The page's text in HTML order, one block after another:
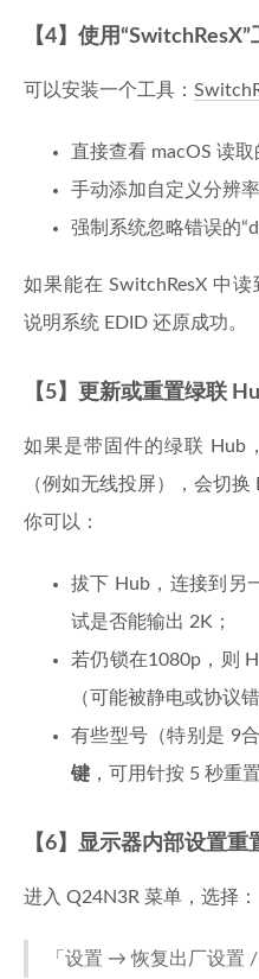
【4】使用
可以安装一个工具：
直接查看 macOS 读取
手动添加自定义分辨
强制系统忽略错误的
如果能在 SwitchResX 中读
说明系统 EDID 还原成功。
【5】更新或重置绿联
如果是带固件的绿联 Hub
（例如无线投屏），会切
你可以：
拔下 Hub，连接到另
试是否能输出 2K；
若仍锁在1080p，则
（可能被静电或协议
有些型号（特别是 9
键 ，可用针按 5 秒重置
【6】显示器内部设置重
进入 Q24N3R 菜单，选择：
「设置 → 恢复出厂设置 /